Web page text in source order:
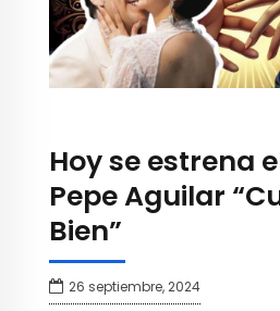
Hoy se estrena
Pepe Aguilar
Bien”
26 septiembre, 2024